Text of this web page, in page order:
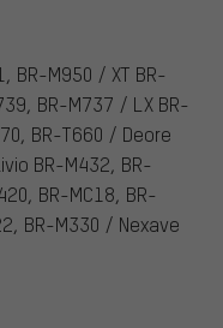
BR-M950 / XT BR-
BR-M737 / LX BR-
BR-T660 / Deore
BR-M432, BR-
BR-MC18, BR-
BR-M330 / Nexave